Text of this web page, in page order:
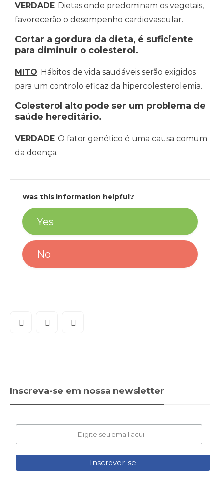
VERDADE. Dietas onde predominam os vegetais,
favorecerão o desempenho cardiovascular.
Cortar a gordura da dieta, é suficiente
para diminuir o colesterol.
MITO. Hábitos de vida saudáveis serão exigidos
para um controlo eficaz da hipercolesterolemia.
Colesterol alto pode ser um problema de
saúde hereditário.
VERDADE. O fator genético é uma causa comum
da doença.
Was this information helpful?
Yes
No
Inscreva-se em nossa newsletter